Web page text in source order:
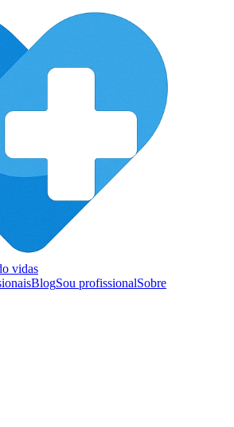
vidas
BlogSou profissionalSobre